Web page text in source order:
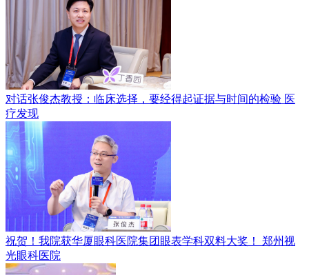
对话张俊杰教授：临床选择，要经得起证据与时间的检验 医
疗发现
祝贺！我院获华厦眼科医院集团眼表学科双料大奖！ 郑州视
光眼科医院